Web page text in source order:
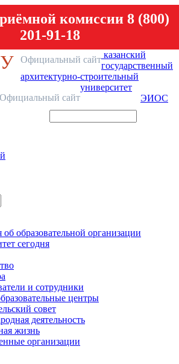
комиссии 8 (800)
201-91-18
Официальный сайт казанский
государственный
архитектурно-строительный
университет
Официальный сайт ЭИОС
об образовательной организации
сегодня
и сотрудники
центры
совет
деятельность
жизнь
организации